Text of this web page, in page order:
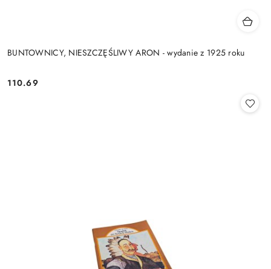
BUNTOWNICY, NIESZCZĘŚLIWY ARON - wydanie z 1925 roku
Cena:
110.69